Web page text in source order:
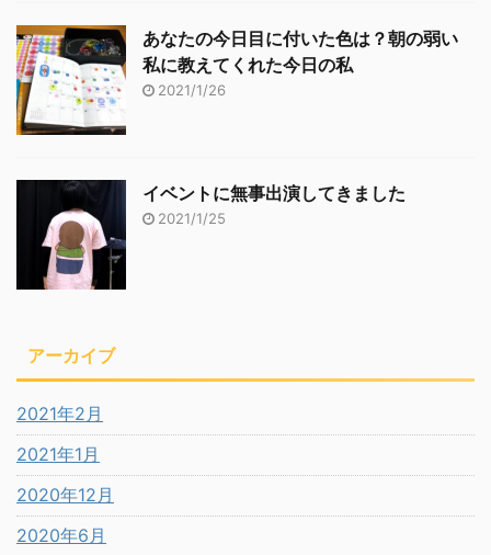
あなたの今日目に付いた色は？朝の弱い
私に教えてくれた今日の私
2021/1/26
イベントに無事出演してきました
2021/1/25
アーカイブ
2021年2月
2021年1月
2020年12月
2020年6月